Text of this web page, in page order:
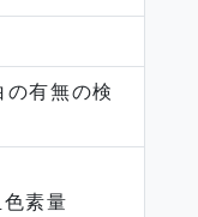
有無の検
素量